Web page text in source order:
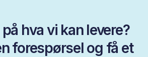
hva vi kan levere?
forespørsel og få et